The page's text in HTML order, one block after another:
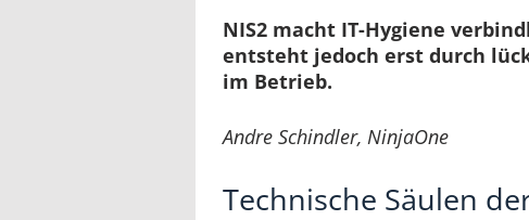
NIS2 macht IT-Hygiene
entsteht jedoch erst durch
im Betrieb.
Andre Schindler, NinjaOne
Technische Säulen